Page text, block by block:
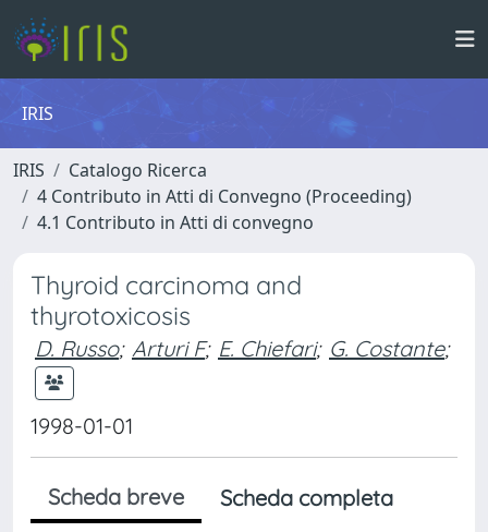
IRIS
IRIS
Catalogo Ricerca
4 Contributo in Atti di Convegno (Proceeding)
4.1 Contributo in Atti di convegno
Thyroid carcinoma and
thyrotoxicosis
D. Russo; Arturi F; E. Chiefari; G. Costante;
1998-01-01
Scheda breve
Scheda completa